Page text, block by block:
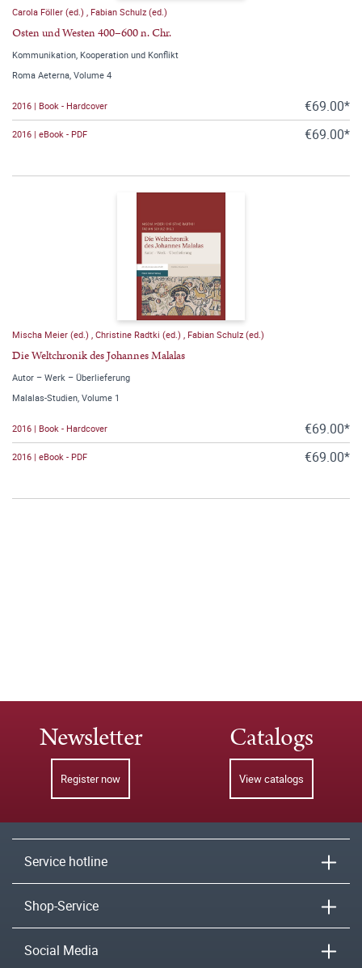
Carola Föller (ed.) Fabian Schulz (ed.)
Osten und Westen 400–600 n. Chr.
Kommunikation, Kooperation und Konflikt
Roma Aeterna, Volume 4
2016 | Book - Hardcover €69.00*
2016 | eBook - PDF €69.00*
Mischa Meier (ed.) Christine Radtki (ed.) Fabian Schulz (ed.)
Die Weltchronik des Johannes Malalas
Autor – Werk – Überlieferung
Malalas-Studien, Volume 1
2016 | Book - Hardcover €69.00*
2016 | eBook - PDF €69.00*
Newsletter
Register now
Catalogs
View catalogs
Service hotline
Shop-Service
Social Media